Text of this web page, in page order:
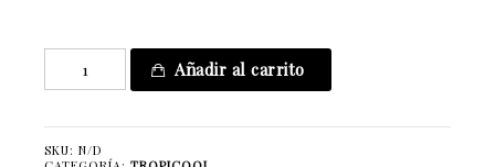
de
el
Añadir al carrito
SKU: N/D